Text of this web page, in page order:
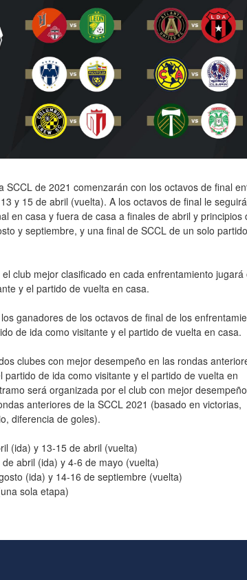
SCCL de 2021 comenzarán con los octavos de final
y 15 de abril (vuelta). A los octavos de final le
en casa y fuera de casa a finales de abril y principios
y septiembre, y una final de SCCL de un solo
club mejor clasificado en cada enfrentamiento jugará
y el partido de vuelta en casa.
ganadores de los octavos de final de los
de ida como visitante y el partido de vuelta en casa.
clubes con mejor desempeño en las rondas
partido de ida como visitante y el partido de vuelta en
será organizada por el club con mejor
anteriores de la SCCL 2021 (basado en victorias,
diferencia de goles).
(ida) y 13-15 de abril (vuelta)
abril (ida) y 4-6 de mayo (vuelta)
(ida) y 14-16 de septiembre (vuelta)
sola etapa)